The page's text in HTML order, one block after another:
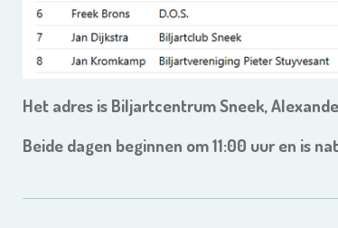
Het adres is Biljartcentrum Sneek,
Beide dagen beginnen om 11:00 uur en is